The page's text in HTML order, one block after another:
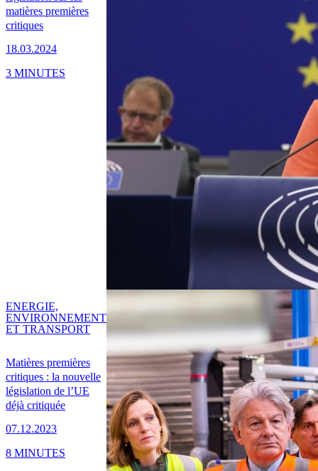
matières premières
critiques
18.03.2024
3 MINUTES
Matières premières
critiques : la nouvelle
législation de l’UE
déjà critiquée
07.12.2023
ENERGIE,
ENVIRONNEMENT
ET TRANSPORT
8 MINUTES